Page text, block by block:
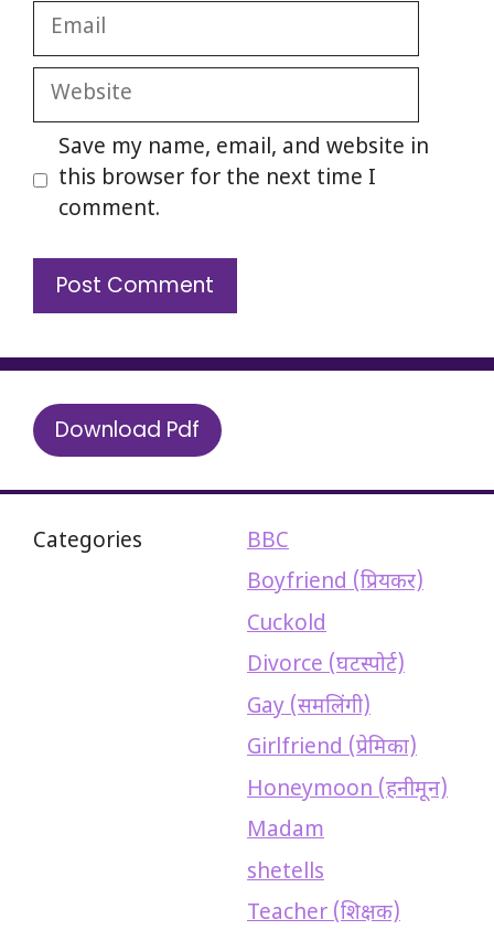
Email
Website
Save my name, email, and website in
this browser for the next time I
comment.
Download Pdf
Categories
BBC
Boyfriend (प्रियकर)
Cuckold
Divorce (घटस्पोर्ट)
Gay (समलिंगी)
Girlfriend (प्रेमिका)
Honeymoon (हनीमून)
Madam
shetells
Teacher (शिक्षक)